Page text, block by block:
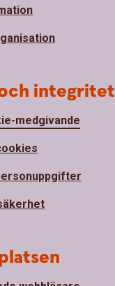
integritet
medgivande